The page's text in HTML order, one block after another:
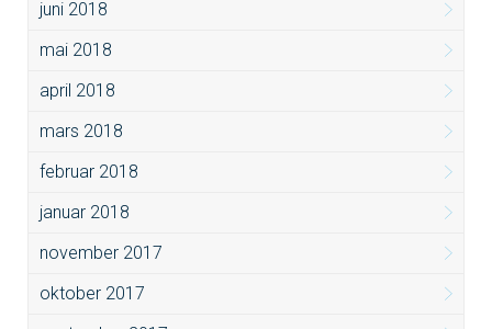
juni 2018
mai 2018
april 2018
mars 2018
februar 2018
januar 2018
november 2017
oktober 2017